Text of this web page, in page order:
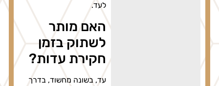
האם מותר
לשתוק בזמן
חקירת עדות?
עד, בשונה מחשוד, בדרך